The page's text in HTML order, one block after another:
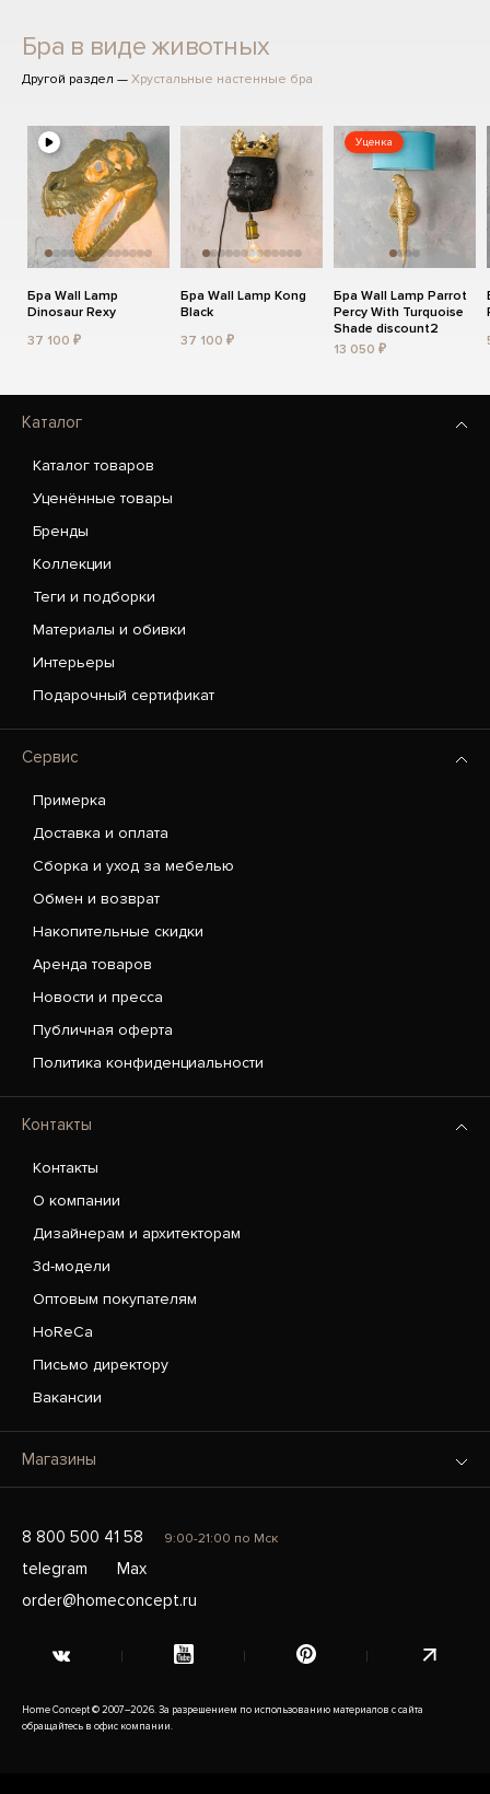
Бра в виде животных
Другой раздел — Хрустальные настенные бра
Бра Wall Lamp
Dinosaur Rexy
37 100 ₽
Бра Wall Lamp Kong
Black
37 100 ₽
Уценка
Бра Wall Lamp Parrot
Percy With Turquoise
Shade discount2
13 050 ₽
Каталог
Каталог товаров
Уценённые товары
Бренды
Коллекции
Теги и подборки
Материалы и обивки
Интерьеры
Подарочный сертификат
Сервис
Примерка
Доставка и оплата
Сборка и уход за мебелью
Обмен и возврат
Накопительные скидки
Аренда товаров
Новости и пресса
Публичная оферта
Политика конфиденциальности
Контакты
Контакты
О компании
Дизайнерам и архитекторам
3d-модели
Оптовым покупателям
HoReCa
Письмо директору
Вакансии
Магазины
8 800 500 41 58 9:00-21:00 по Мск
telegram
Max
order@homeconcept.ru
Home Concept © 2007–2026. За разрешением по использованию материалов с сайта
обращайтесь в офис компании.